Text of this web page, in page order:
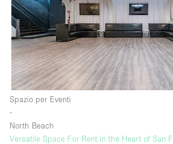
Piano/Accesso
Seminterrato
Piano terra su corte
Spazio per Eventi
∙
North Beach
Versatile Space For Rent in the Heart of San